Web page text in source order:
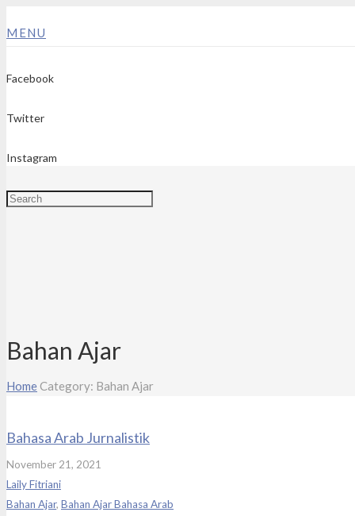
MENU
Facebook
Twitter
Instagram
Bahan Ajar
HomeCategory: Bahan Ajar
Bahasa Arab Jurnalistik
November 21, 2021
Laily Fitriani
Bahan Ajar, Bahan Ajar Bahasa Arab